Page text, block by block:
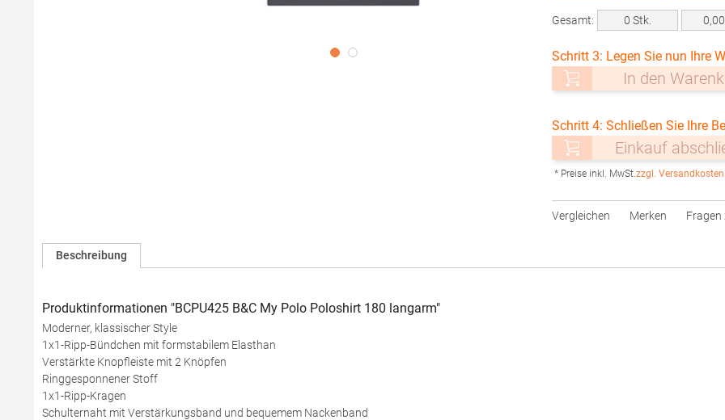
Gesamt: 0 Stk.
Schritt 3: Legen Sie nun Ihre
In den
Schritt 4: Schließen Sie Ihre
Einkauf
* Preise inkl. MwSt.zzgl. Versandkosten
Vergleichen Merken Fragen
Beschreibung
Produktinformationen "BCPU425 B&C My Polo Poloshirt 180 langarm"
Moderner, klassischer Style
1x1-Ripp-Bündchen mit formstabilem Elasthan
Verstärkte Knopfleiste mit 2 Knöpfen
Ringgesponnener Stoff
1x1-Ripp-Kragen
Schulternaht mit Verstärkungsband und bequemem Nackenband